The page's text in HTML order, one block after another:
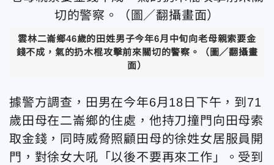
雲林二崙鄉46歲的田姓男子今年6月中旬向老母親索要金
錢不成，氣的扔木棍攻擊前來關切的警察。（圖／翻攝畫
面）
據警方調查，田男在今年6月18日下午，到71
歲田母在二崙鄉的住處，他持刀撞門向田母索
取金錢，同時威脅照顧田母的徐姓女居服員開
門，對徐女大吼「以後不要再來工作」。受到